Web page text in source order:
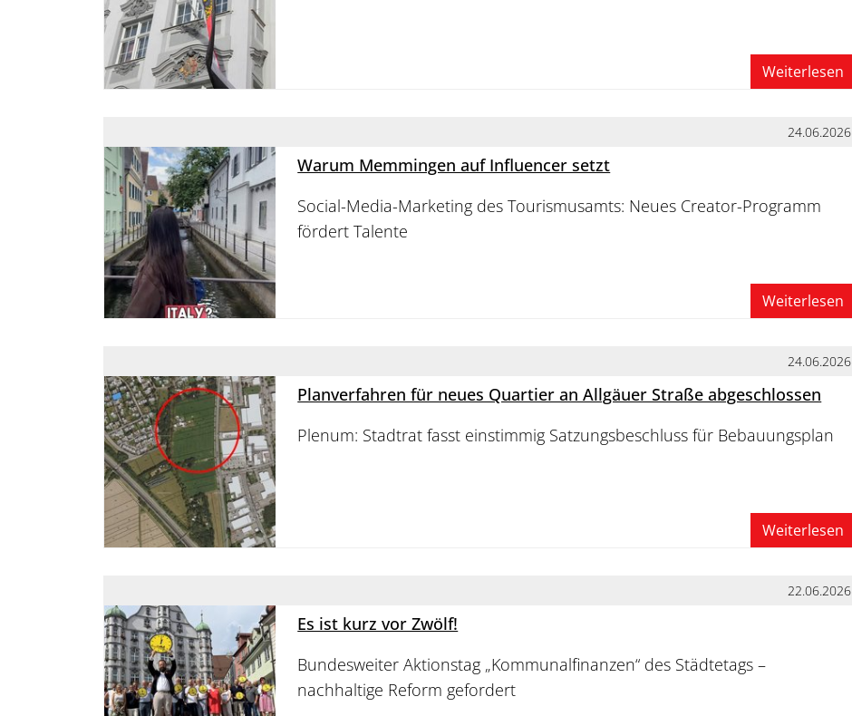
Weiterlesen
24.06.2026
Warum Memmingen auf Influencer setzt
Social-Media-Marketing des Tourismusamts: Neues Creator-Programm
fördert Talente
Weiterlesen
24.06.2026
Planverfahren für neues Quartier an Allgäuer Straße abgeschlossen
Plenum: Stadtrat fasst einstimmig Satzungsbeschluss für Bebauungsplan
Weiterlesen
22.06.2026
Es ist kurz vor Zwölf!
Bundesweiter Aktionstag „Kommunalfinanzen“ des Städtetags –
nachhaltige Reform gefordert